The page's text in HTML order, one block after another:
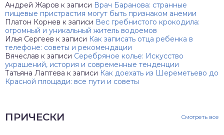
Андрей Жаров к записи Врач Баранова: странные
пищевые пристрастия могут быть признаком анемии
Платон Корнев к записи Вес гребнистого крокодила:
огромный и уникальный житель водоемов
Илья Сергеев к записи Как записать отца ребенка в
телефоне: советы и рекомендации
Вячеслав к записи Серебряное колье: Искусство
украшений, история и современные тенденции
Татьяна Лаптева к записи Как доехать из Шереметьево до
Красной площади: все пути и советы
ПРИЧЕСКИ Смотреть все